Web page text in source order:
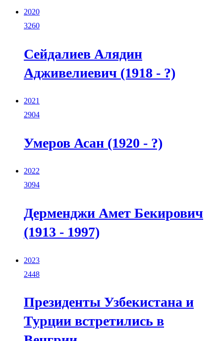
2020
3260
Сейдалиев Алядин
Адживелиевич (1918 - ?)
2021
2904
Умеров Асан (1920 - ?)
2022
3094
Дерменджи Амет Бекирович
(1913 - 1997)
2023
2448
Президенты Узбекистана и
Турции встретились в